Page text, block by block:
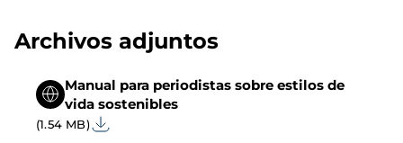
Archivos adjuntos
Manual para periodistas sobre estilos de
vida sostenibles
(1.54 MB)